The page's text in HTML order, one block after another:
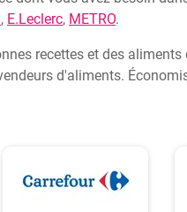
, E.Leclerc, METRO.
recettes et des
d'aliments.